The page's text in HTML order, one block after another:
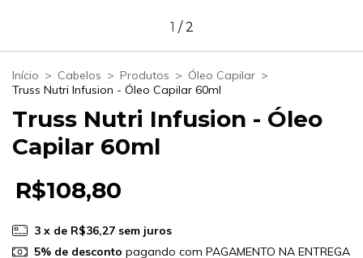
1 /2
Início > Cabelos > Produtos > Óleo Capilar >
Truss Nutri Infusion - Óleo Capilar 60ml
Truss Nutri Infusion - Óleo
Capilar 60ml
R$108,80
3 x de R$36,27 sem juros
5% de desconto pagando com PAGAMENTO NA ENTREGA